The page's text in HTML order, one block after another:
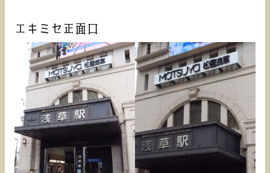
エキミセ正面口